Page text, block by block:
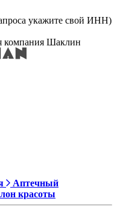
укажите свой ИНН)
компания Шаклин
Аптечный
красоты